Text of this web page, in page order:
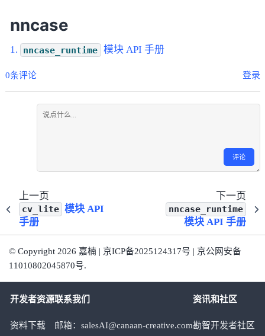
nncase
nncase_runtime 模块 API 手册
0条评论 登录
评论
上一页
cv_lite 模块 API
手册
下一页
nncase_runtime
模块 API 手册
© Copyright 2026 嘉楠 | 京ICP备2025124317号 | 京公网安备
11010802045870号.
开发者资源
资料下载
联系我们
邮箱：salesAI@canaan-creative.com
资讯和社区
勘智开发者社区